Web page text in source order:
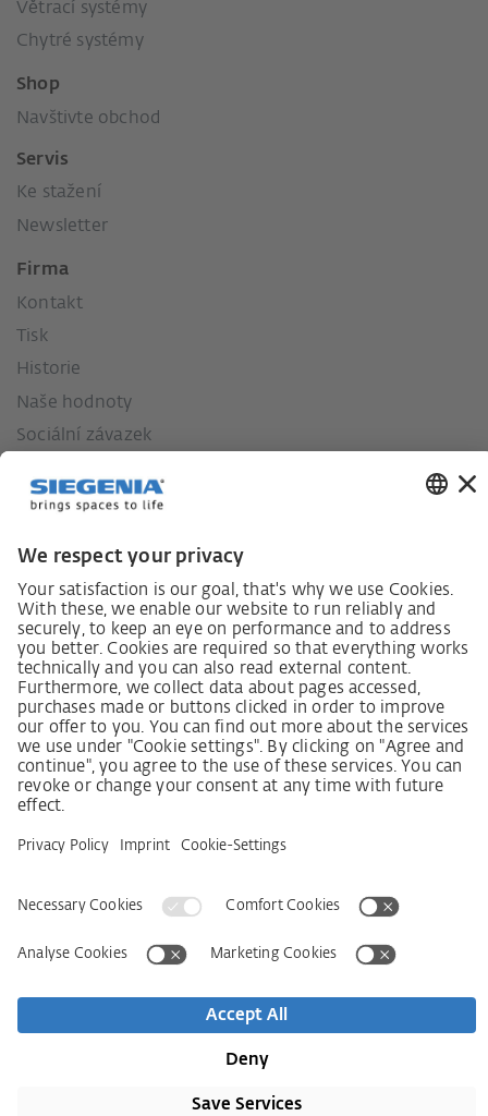
Větrací systémy
Chytré systémy
Shop
Navštivte obchod
Servis
Ke stažení
Newsletter
Firma
Kontakt
Tisk
Historie
Naše hodnoty
Sociální závazek
Zákon o náležité péči dodavatelského řetězce
Lieferantenkodex
Grundsatzerklärung Menschenrechtsstrategie
Beschwerdeverfahren
Prohlášení k bezbariérovosti
Kontakt